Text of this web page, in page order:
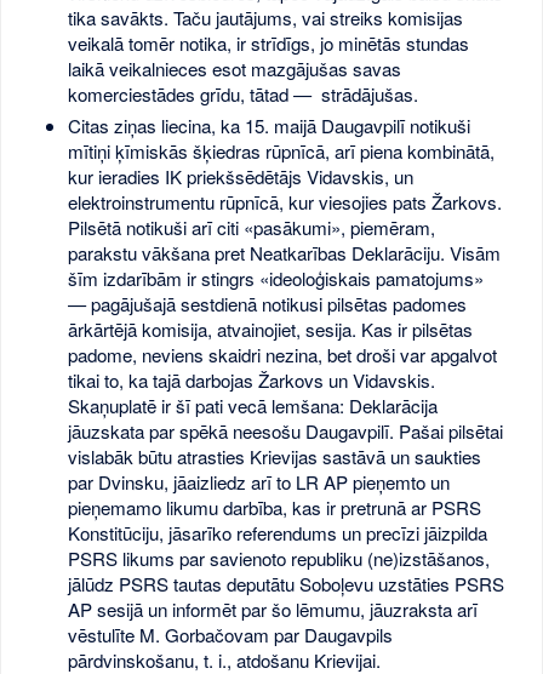
tika savākts. Taču jautājums, vai streiks komisijas
veikalā tomēr notika, ir strīdīgs, jo minētās stundas
laikā veikalnieces esot mazgājušas savas
komerciestādes grīdu, tātad — strādājušas.
Citas ziņas liecina, ka 15. maijā Daugavpilī notikuši
mītiņi ķīmiskās šķiedras rūpnīcā, arī piena kombinātā,
kur ieradies IK priekšsēdētājs Vidavskis, un
elektroinstrumentu rūpnīcā, kur viesojies pats Žarkovs.
Pilsētā notikuši arī citi «pasākumi», piemēram,
parakstu vākšana pret Neatkarības Deklarāciju. Visām
šīm izdarībām ir stingrs «ideoloģiskais pamatojums»
— pagājušajā sestdienā notikusi pilsētas padomes
ārkārtējā komisija, atvainojiet, sesija. Kas ir pilsētas
padome, neviens skaidri nezina, bet droši var apgalvot
tikai to, ka tajā darbojas Žarkovs un Vidavskis.
Skaņuplatē ir šī pati vecā lemšana: Deklarācija
jāuzskata par spēkā neesošu Daugavpilī. Pašai pilsētai
vislabāk būtu atrasties Krievijas sastāvā un saukties
par Dvinsku, jāaizliedz arī to LR AP pieņemto un
pieņemamo likumu darbība, kas ir pretrunā ar PSRS
Konstitūciju, jāsarīko referendums un precīzi jāizpilda
PSRS likums par savienoto republiku (ne)izstāšanos,
jālūdz PSRS tautas deputātu Soboļevu uzstāties PSRS
AP sesijā un informēt par šo lēmumu, jāuzraksta arī
vēstulīte M. Gorbačovam par Daugavpils
pārdvinskošanu, t. i., atdošanu Krievijai.